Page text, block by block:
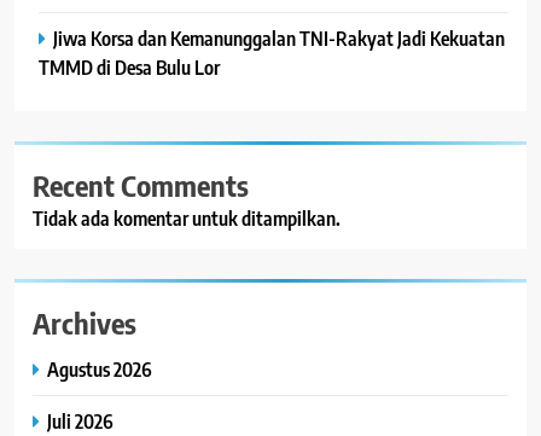
Jiwa Korsa dan Kemanunggalan TNI-Rakyat Jadi Kekuatan
TMMD di Desa Bulu Lor
Recent Comments
Tidak ada komentar untuk ditampilkan.
Archives
Agustus 2026
Juli 2026